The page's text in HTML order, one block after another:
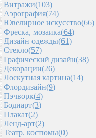
Витражи(103)
Аэрография(74)
Ювелирное искусство(66)
Фреска, мозаика(64)
Дизайн одежды(61)
Стекло(57)
Графический дизайн(38)
Декорации(26)
Лоскутная картина(14)
Флордизайн(9)
Пэчворк(4)
Бодиарт(3)
Плакат(2)
Ленд-арт(2)
Театр. костюмы(0)